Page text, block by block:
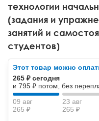
Классический,
НЛП
технологии
(задания и
занятий и
студентов)
Этот товар можно
265 ₽ сегодня
и 795 ₽ потом, без
09 авг
265 ₽
23 авг
265 ₽